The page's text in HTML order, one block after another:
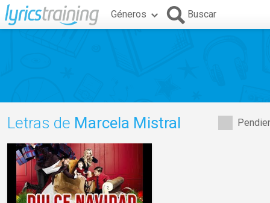
Géneros Buscar
Letras de Marcela Mistral